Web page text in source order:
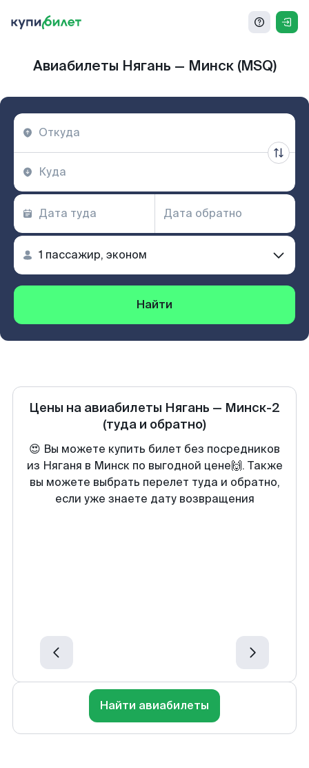
Авиабилеты Нягань — Минск (MSQ)
Найти
Цены на авиабилеты Нягань — Минск-2
(туда и обратно)
😍 Вы можете купить билет без посредников
из Няганя в Минск по выгодной цене🙌. Также
вы можете выбрать перелет туда и обратно,
если уже знаете дату возвращения
Найти авиабилеты